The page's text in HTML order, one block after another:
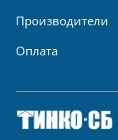
Производители
Оплата